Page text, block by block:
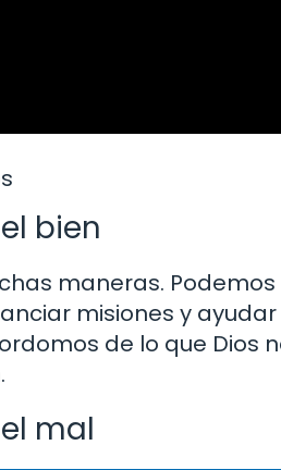
bien
maneras.
misiones y
de lo que Dios
mal